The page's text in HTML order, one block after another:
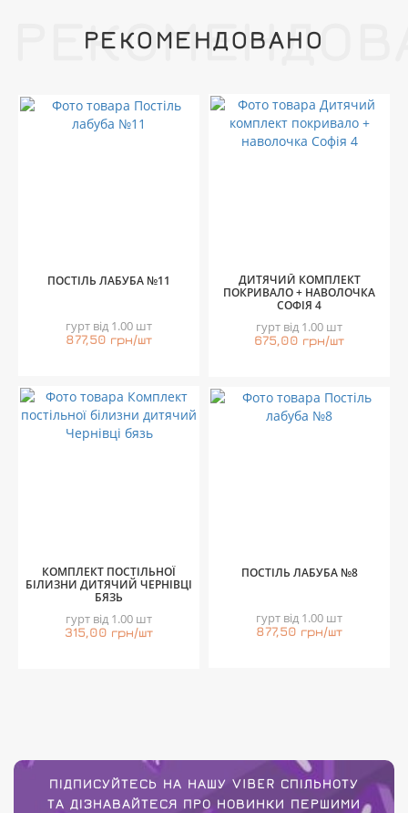
РЕКОМЕНДОВАНО
ПОСТІЛЬ ЛАБУБА №11
гурт від 1.00 шт
877,50 грн/шт
ДИТЯЧИЙ КОМПЛЕКТ
ПОКРИВАЛО + НАВОЛОЧКА
СОФІЯ 4
гурт від 1.00 шт
675,00 грн/шт
КОМПЛЕКТ ПОСТІЛЬНОЇ
БІЛИЗНИ ДИТЯЧИЙ ЧЕРНІВЦІ
БЯЗЬ
гурт від 1.00 шт
315,00 грн/шт
ПОСТІЛЬ ЛАБУБА №8
гурт від 1.00 шт
877,50 грн/шт
ПІДПИСУЙТЕСЬ НА НАШУ VIBER СПІЛЬНОТУ
ТА ДІЗНАВАЙТЕСЯ ПРО НОВИНКИ ПЕРШИМИ